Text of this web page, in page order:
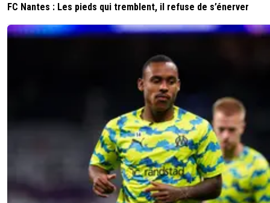
FC Nantes : Les pieds qui tremblent, il refuse de s’énerver